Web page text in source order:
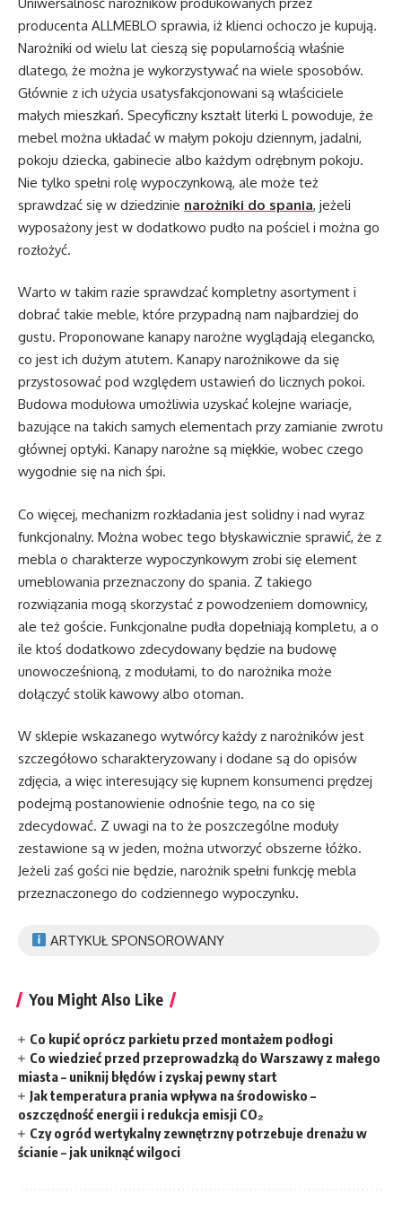
producenta ALLMEBLO sprawia, iż klienci ochoczo je kupują.
Narożniki od wielu lat cieszą się popularnością właśnie
dlatego, że można je wykorzystywać na wiele sposobów.
Głównie z ich użycia usatysfakcjonowani są właściciele
małych mieszkań. Specyficzny kształt literki L powoduje, że
mebel można układać w małym pokoju dziennym, jadalni,
pokoju dziecka, gabinecie albo każdym odrębnym pokoju.
Nie tylko spełni rolę wypoczynkową, ale może też
sprawdzać się w dziedzinie narożniki do spania, jeżeli
wyposażony jest w dodatkowo pudło na pościel i można go
rozłożyć.
Warto w takim razie sprawdzać kompletny asortyment i
dobrać takie meble, które przypadną nam najbardziej do
gustu. Proponowane kanapy narożne wyglądają elegancko,
co jest ich dużym atutem. Kanapy narożnikowe da się
przystosować pod względem ustawień do licznych pokoi.
Budowa modułowa umożliwia uzyskać kolejne wariacje,
bazujące na takich samych elementach przy zamianie zwrotu
głównej optyki. Kanapy narożne są miękkie, wobec czego
wygodnie się na nich śpi.
Co więcej, mechanizm rozkładania jest solidny i nad wyraz
funkcjonalny. Można wobec tego błyskawicznie sprawić, że z
mebla o charakterze wypoczynkowym zrobi się element
umeblowania przeznaczony do spania. Z takiego
rozwiązania mogą skorzystać z powodzeniem domownicy,
ale też goście. Funkcjonalne pudła dopełniają kompletu, a o
ile ktoś dodatkowo zdecydowany będzie na budowę
unowocześnioną, z modułami, to do narożnika może
dołączyć stolik kawowy albo otoman.
W sklepie wskazanego wytwórcy każdy z narożników jest
szczegółowo scharakteryzowany i dodane są do opisów
zdjęcia, a więc interesujący się kupnem konsumenci prędzej
podejmą postanowienie odnośnie tego, na co się
zdecydować. Z uwagi na to że poszczególne moduły
zestawione są w jeden, można utworzyć obszerne łóżko.
Jeżeli zaś gości nie będzie, narożnik spełni funkcję mebla
przeznaczonego do codziennego wypoczynku.
ARTYKUŁ SPONSOROWANY
You Might Also Like
Co kupić oprócz parkietu przed montażem podłogi
Co wiedzieć przed przeprowadzką do Warszawy z małego
miasta – uniknij błędów i zyskaj pewny start
Jak temperatura prania wpływa na środowisko –
oszczędność energii i redukcja emisji CO₂
Czy ogród wertykalny zewnętrzny potrzebuje drenażu w
ścianie – jak uniknąć wilgoci